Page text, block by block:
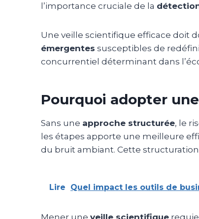
l’importance cruciale de la
Une veille scientifique efficace doit
émergentes susceptibles de
concurrentiel déterminant dans
Pourquoi adopter
Sans une approche structurée, le
les étapes apporte une meilleure
du bruit ambiant. Cette
Lire Quel impact les outils de
Mener une veille scientifique